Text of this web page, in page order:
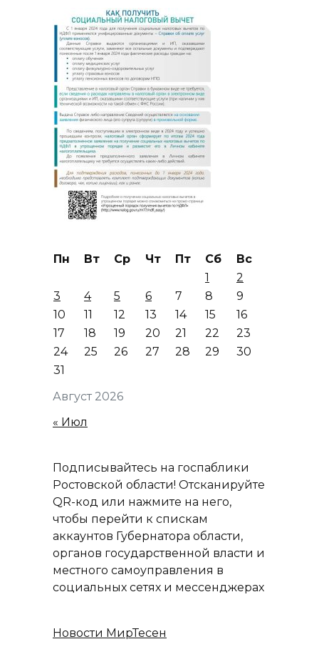
Август 2026
Пн Вт Ср Чт Пт Сб
Вс
1
2
3
4 5 6 7 8
9
10
11 12 13 14 15
16
17
18 19 20 21 22
23
24
25 26 27 28 29
30
31
« Июл
Подписывайтесь на госпаблики
Ростовской области! Отсканируйте
QR-код или нажмите на него,
чтобы перейти к спискам
аккаунтов Губернатора области,
органов государственной власти и
местного самоуправления в
социальных сетях и мессенджерах
Новости МирТесен